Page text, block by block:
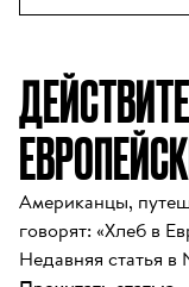
К сожалению, не
сегодня то, что
скрывает
добавок:
которых вы не
натуральной.
Американцы,
говорят: «Хлеб в
Недавняя статья в